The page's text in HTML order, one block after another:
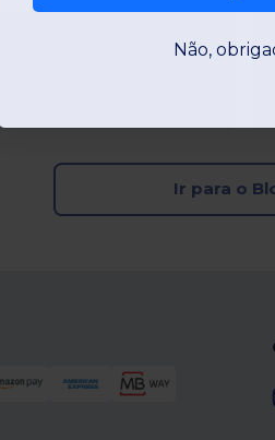
vs B&C: a melhor
Ir para o
Não,